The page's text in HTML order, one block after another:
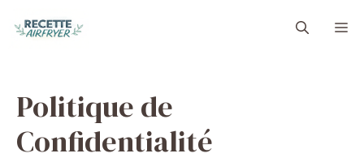
Politique de
Confidentialité